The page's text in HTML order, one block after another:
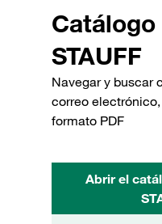
STAUFF
Navegar y buscar
correo
formato PDF
Abrir el